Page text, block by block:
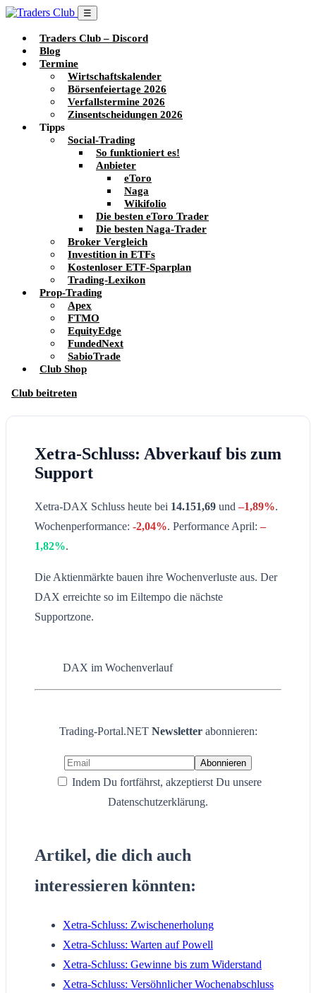
☰
Traders Club – Discord
Blog
Termine
Wirtschaftskalender
Börsenfeiertage 2026
Verfallstermine 2026
Zinsentscheidungen 2026
Tipps
Social-Trading
So funktioniert es!
Anbieter
eToro
Naga
Wikifolio
Die besten eToro Trader
Die besten Naga-Trader
Broker Vergleich
Investition in ETFs
Kostenloser ETF-Sparplan
Trading-Lexikon
Prop-Trading
Apex
FTMO
EquityEdge
FundedNext
SabioTrade
Club Shop
Club beitreten
Xetra-Schluss: Abverkauf bis zum
Support
Xetra-DAX Schluss heute bei 14.151,69 und –1,89%.
Wochenperformance: -2,04%. Performance April: –
1,82%.
Die Aktienmärkte bauen ihre Wochenverluste aus. Der
DAX erreichte so im Eiltempo die nächste
Supportzone.
DAX im Wochenverlauf
Trading-Portal.NET Newsletter abonnieren:
Indem Du fortfährst, akzeptierst Du unsere
Datenschutzerklärung.
Artikel, die dich auch
interessieren könnten:
Xetra-Schluss: Zwischenerholung
Xetra-Schluss: Warten auf Powell
Xetra-Schluss: Gewinne bis zum Widerstand
Xetra-Schluss: Versöhnlicher Wochenabschluss